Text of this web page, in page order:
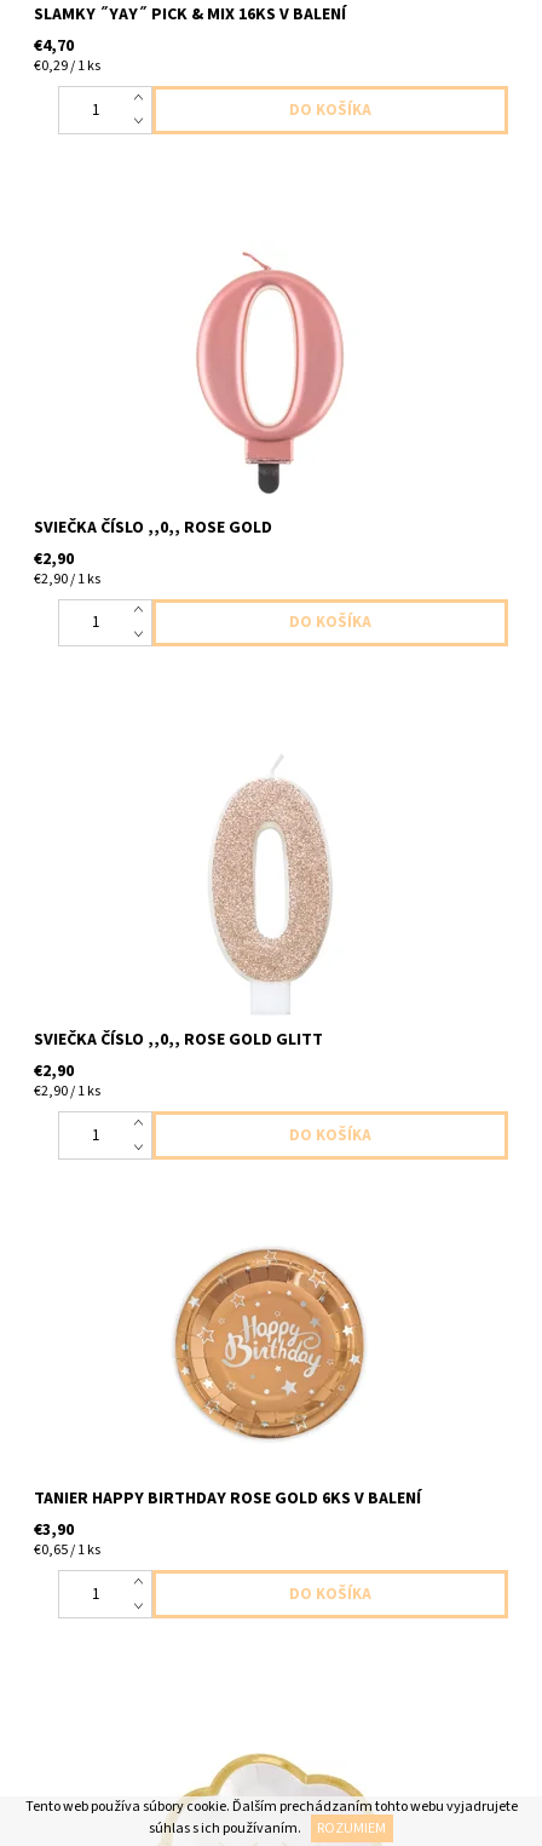
SLAMKY ˝YAY˝ PICK & MIX 16KS V BALENÍ
€4,70
€0,29 / 1 ks
sviečka cislo ,,0,, zlato ruzova 1ks v baleni cca 7cm
SVIEČKA ČÍSLO ,,0,, ROSE GOLD
€2,90
€2,90 / 1 ks
sviečka cislo ,,0,, ruzovo zlata trblietava 1ks v baleni cca 7cm
SVIEČKA ČÍSLO ,,0,, ROSE GOLD GLITT
€2,90
€2,90 / 1 ks
Papierový tanier s napisom všetko najlepšie ruzovo zlaty 6ks v
TANIER HAPPY BIRTHDAY ROSE GOLD 6KS V BALENÍ
€3,90
€0,65 / 1 ks
papierový tanier ruzovy oblacik 8ks v balení velkost 16,5cm
Tento web používa súbory cookie. Ďalším prechádzaním tohto webu vyjadrujete
súhlas s ich používaním.
ROZUMIEM